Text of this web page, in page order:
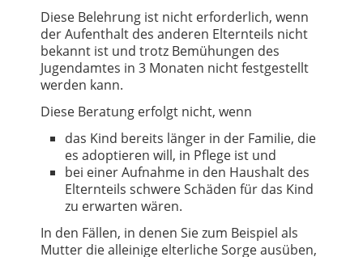
Diese Belehrung ist nicht erforderlich, wenn
der Aufenthalt des anderen Elternteils nicht
bekannt ist und trotz Bemühungen des
Jugendamtes in 3 Monaten nicht festgestellt
werden kann.
Diese Beratung erfolgt nicht, wenn
das Kind bereits länger in der Familie, die
es adoptieren will, in Pflege ist und
bei einer Aufnahme in den Haushalt des
Elternteils schwere Schäden für das Kind
zu erwarten wären.
In den Fällen, in denen Sie zum Beispiel als
Mutter die alleinige elterliche Sorge ausüben,